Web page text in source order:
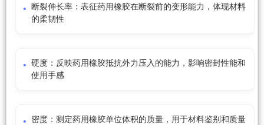
断裂伸长率：表征药用橡胶在断裂前的变形能力，体现材料
的柔韧性
硬度：反映药用橡胶抵抗外力压入的能力，影响密封性能和
使用手感
密度：测定药用橡胶单位体积的质量，用于材料鉴别和质量